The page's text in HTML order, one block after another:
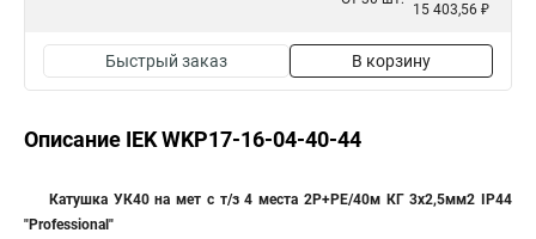
15 403,56 ₽
Быстрый заказ В корзину
Описание IEK WKP17-16-04-40-44
Катушка УК40 на мет с т/з 4 места 2Р+PЕ/40м КГ 3х2,5мм2 IP44
"Professional"